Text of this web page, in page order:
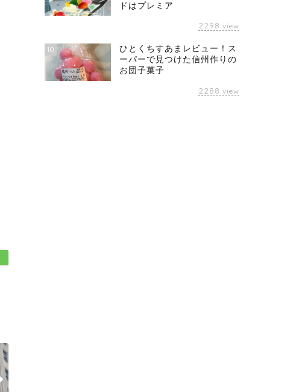
ドはプレミア
2298 view
10
ひとくちすあまレビュー！ス
ーパーで見つけた信州作りの
お団子菓子
2288 view